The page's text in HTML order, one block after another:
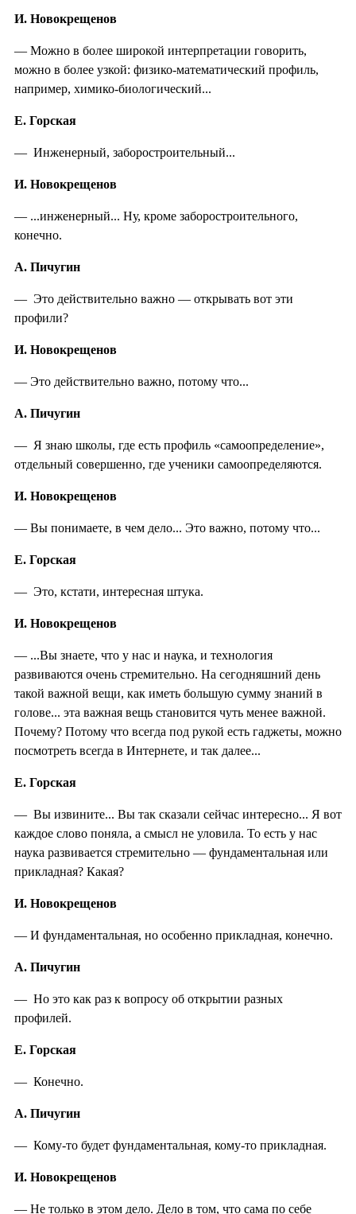
И. Новокрещенов
— Можно в более широкой интерпретации говорить,
можно в более узкой: физико-математический профиль,
например, химико-биологический...
Е. Горская
— Инженерный, заборостроительный...
И. Новокрещенов
— ...инженерный... Ну, кроме заборостроительного,
конечно.
А. Пичугин
— Это действительно важно — открывать вот эти
профили?
И. Новокрещенов
— Это действительно важно, потому что...
А. Пичугин
— Я знаю школы, где есть профиль «самоопределение»,
отдельный совершенно, где ученики самоопределяются.
И. Новокрещенов
— Вы понимаете, в чем дело... Это важно, потому что...
Е. Горская
— Это, кстати, интересная штука.
И. Новокрещенов
— ...Вы знаете, что у нас и наука, и технология
развиваются очень стремительно. На сегодняшний день
такой важной вещи, как иметь большую сумму знаний в
голове... эта важная вещь становится чуть менее важной.
Почему? Потому что всегда под рукой есть гаджеты, можно
посмотреть всегда в Интернете, и так далее...
Е. Горская
— Вы извините... Вы так сказали сейчас интересно... Я вот
каждое слово поняла, а смысл не уловила. То есть у нас
наука развивается стремительно — фундаментальная или
прикладная? Какая?
И. Новокрещенов
— И фундаментальная, но особенно прикладная, конечно.
А. Пичугин
— Но это как раз к вопросу об открытии разных
профилей.
Е. Горская
— Конечно.
А. Пичугин
— Кому-то будет фундаментальная, кому-то прикладная.
И. Новокрещенов
— Не только в этом дело. Дело в том, что сама по себе